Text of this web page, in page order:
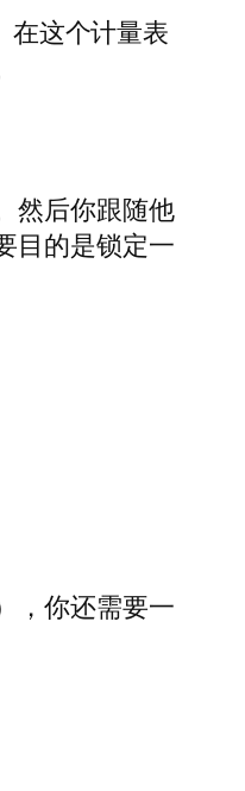
在这个计量表
然后你跟随他
目的是锁定一
，你还需要一